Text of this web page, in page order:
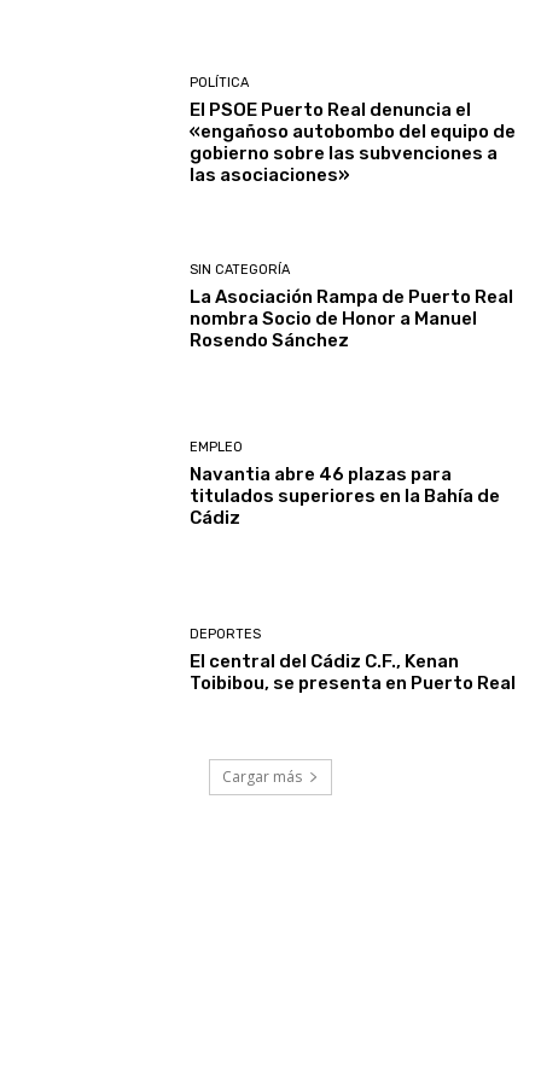
POLÍTICA
El PSOE Puerto Real denuncia el
«engañoso autobombo del equipo de
gobierno sobre las subvenciones a
las asociaciones»
SIN CATEGORÍA
La Asociación Rampa de Puerto Real
nombra Socio de Honor a Manuel
Rosendo Sánchez
EMPLEO
Navantia abre 46 plazas para
titulados superiores en la Bahía de
Cádiz
DEPORTES
El central del Cádiz C.F., Kenan
Toibibou, se presenta en Puerto Real
Cargar más